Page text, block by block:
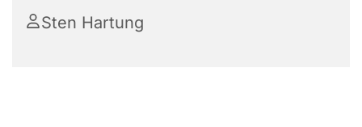
Sten Hartung